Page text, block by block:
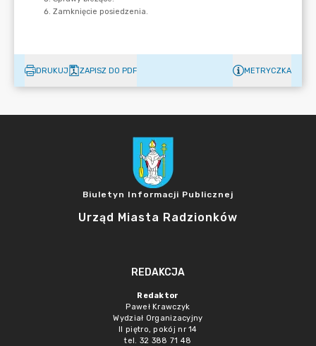
DRUKUJ ZAPISZ DO PDF METRYCZKA
Biuletyn Informacji Publicznej
Urząd Miasta Radzionków
REDAKCJA
Redaktor
Paweł Krawczyk
Wydział Organizacyjny
II piętro, pokój nr 14
tel. 32 388 71 48